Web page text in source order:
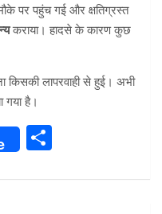
पर पहुंच गई और क्षतिग्रस्त
कराया। हादसे के कारण कुछ
किसकी लापरवाही से हुई। अभी
गया है।
ar